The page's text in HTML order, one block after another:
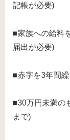
記帳が必要)
■家族への給料
届出が必要)
■赤字を3年間
■30万円未満の
まで)